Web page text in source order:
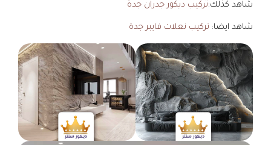
شاهد كذلك:تركيب ديكور جدران جدة
شاهد ايضا: تركيب نعلات فايبر جدة